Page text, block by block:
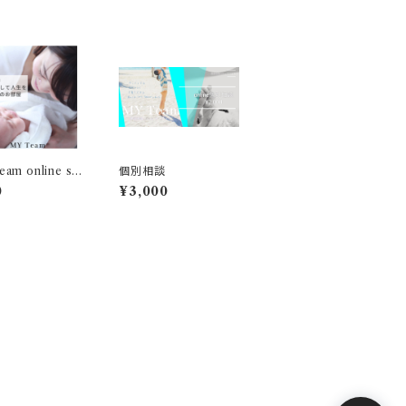
online sal 個別相談
¥3,000